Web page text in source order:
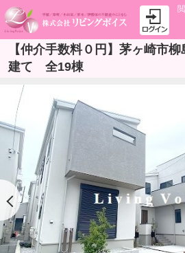
【仲介手数料０円】茅ヶ崎市
建て 全19棟